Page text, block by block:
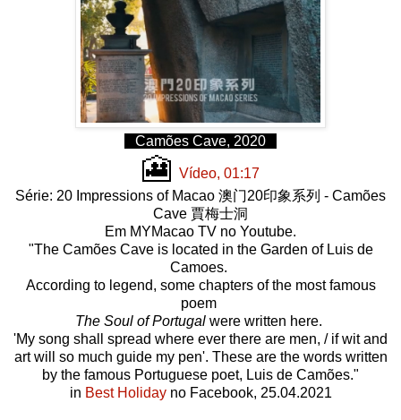
Camões Cave, 2020
🎦 Vídeo, 01:17
Série: 20 Impressions of Macao 澳门20印象系列 - Camões
Cave 賈梅士洞
Em MYMacao TV no Youtube.
"The Camões Cave is located in the Garden of Luis de
Camoes.
According to legend, some chapters of the most famous
poem
The Soul of Portugal were written here.
'My song shall spread where ever there are men, / if wit and
art will so much guide my pen'. These are the words written
by the famous Portuguese poet, Luis de Camões."
in Best Holiday no Facebook, 25.04.2021